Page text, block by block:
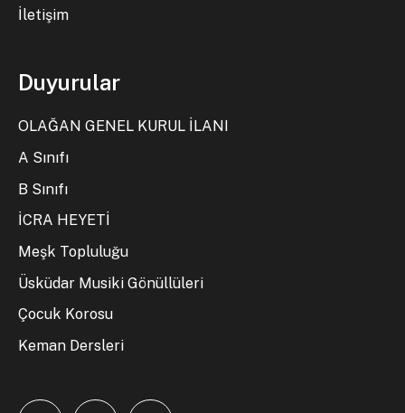
İletişim
Duyurular
OLAĞAN GENEL KURUL İLANI
A Sınıfı
B Sınıfı
İCRA HEYETİ
Meşk Topluluğu
Üsküdar Musiki Gönüllüleri
Çocuk Korosu
Keman Dersleri